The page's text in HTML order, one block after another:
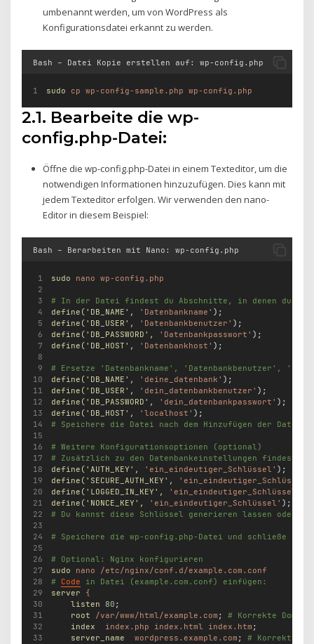
umbenannt werden, um von WordPress als
Konfigurationsdatei erkannt zu werden.
Bash – Datei Kopie erstellen auf: wp-config.php
sudo cp wp-config-sample.php wp-config.php
2.1. Bearbeite die wp-
config.php-Datei:
Öffne die wp-config.php-Datei in einem Texteditor, um die
notwendigen Informationen hinzuzufügen. Dies kann mit
jedem Texteditor erfolgen. Wir verwenden den nano-
Editor in diesem Beispiel:
Bash – Berarbeiten mit Nano: wp-config.php
sudo nano wp-config.php
# In der Datei findest du Abschnitte, in denen du die
define( 'DB_NAME' , 'Datenbankname' );
define( 'DB_USER' , 'Datenbankbenutzer' );
define( 'DB_PASSWORD' , 'Datenbankpasswort' );
define( 'DB_HOST' , 'Datenbankhost' );
# Ersetze 'Datenbankname', 'Datenbankbenutzer',
define( 'DB_NAME' , 'deine_datenbank' );
define( 'DB_USER' , 'dein_datenbankbenutzer' );
define( 'DB_PASSWORD' , 'dein_datenbankpasswort' );
define( 'DB_HOST' , 'localhost' );
# Speichere die Datei nach dem Hinzufügen der
# Weitere Konfigurationsoptionen (optional)
# Zusätzlich zu den Datenbankeinstellungen findest
define( 'AUTH_KEY' , 'ein_eindeutiger_Schlüssel' );
define( 'SECURE_AUTH_KEY' , 'ein_eindeutiger_Schlüssel'
define( 'LOGGED_IN_KEY' , 'ein_eindeutiger_Schlüssel'
define( 'NONCE_KEY' , 'ein_eindeutiger_Schlüssel' );
# Du kannst diese Schlüssel generieren lassen oder
# Speichere die wp-config.php-Datei und schließe den
# Optional: Nginx konfigurieren
sudo nano /etc/nginx/conf.d/example.com.conf
# Code in Datei (example.com.conf) einfügen:
server {
listen 80 ;
root /var/www/html/example.com ; # Korrekte Domain
index
index.php index.html index.htm ;
server_name
wordpress.example.com ; # Korrekte